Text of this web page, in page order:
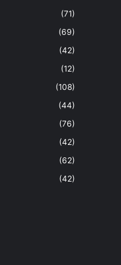
(71)
(69)
(42)
(12)
(108)
(44)
(76)
(42)
(62)
(42)